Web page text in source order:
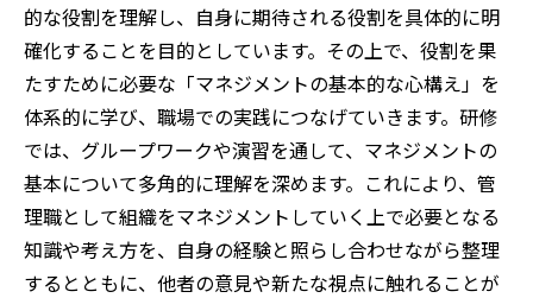
的な役割を理解し、自身に期待される役割を具体的に明
確化することを目的としています。その上で、役割を果
たすために必要な「マネジメントの基本的な心構え」を
体系的に学び、職場での実践につなげていきます。研修
では、グループワークや演習を通して、マネジメントの
基本について多角的に理解を深めます。これにより、管
理職として組織をマネジメントしていく上で必要となる
知識や考え方を、自身の経験と照らし合わせながら整理
するとともに、他者の意見や新たな視点に触れることが